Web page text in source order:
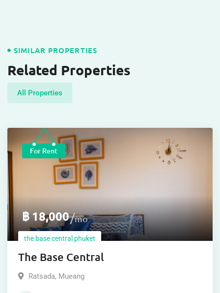
SIMILAR PROPERTIES
Related Properties
All Properties
For Rent
฿18,000 mo
the base central phuket
The Base Central
Ratsada, Mueang